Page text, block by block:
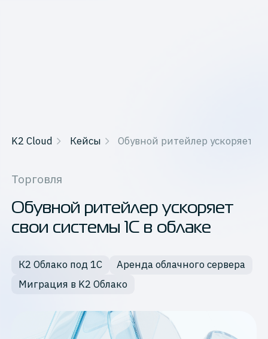
K2 Cloud Кейсы Обувной ритейлер ускоряет
Торговля
Обувной ритейлер ускоряет
свои системы 1С в облаке
К2 Облако под 1С
Аренда облачного сервера
Миграция в K2 Облако